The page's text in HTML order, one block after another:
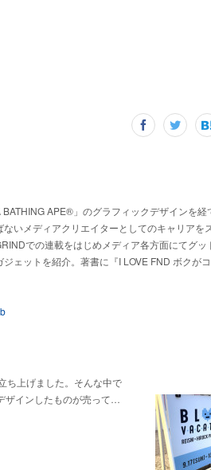
BATHING APE®」のグラフィックデザインを経
いメディアクリエイターとしてのキャリアを
での連載をはじめメディア各方面にてグッ
ェットを紹介。著書に『I LOVE FND ボクが
ち上げました。そんな中で
ザインしたものが売って…